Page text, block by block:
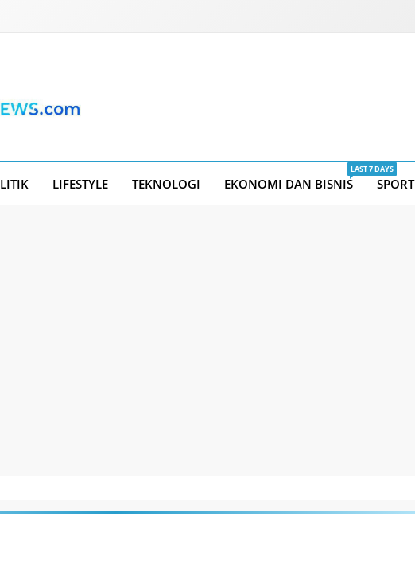
LIFESTYLE TEKNOLOGI EKONOMI DAN BISNIS
LAST 7 DAYS
SPORT